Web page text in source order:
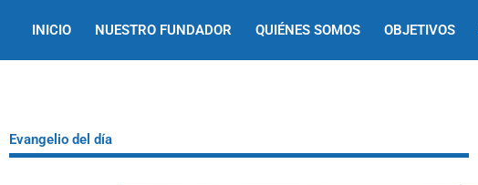
INICIO NUESTRO FUNDADOR QUIÉNES SOMOS OBJETIVOS
Evangelio del día